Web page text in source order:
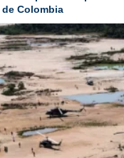
Colombia